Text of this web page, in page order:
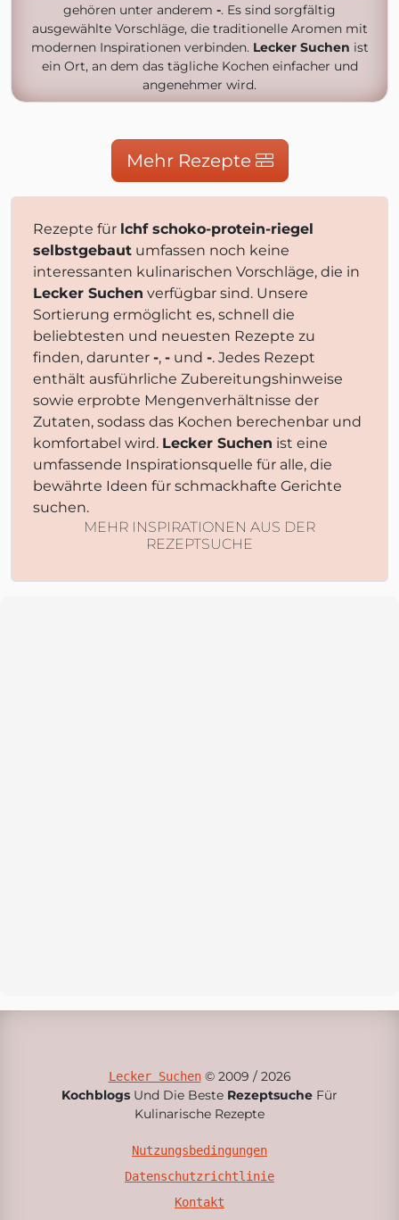
gehören unter anderem -. Es sind sorgfältig
ausgewählte Vorschläge, die traditionelle Aromen mit
modernen Inspirationen verbinden. Lecker Suchen ist
ein Ort, an dem das tägliche Kochen einfacher und
angenehmer wird.
Mehr Rezepte
Rezepte für lchf schoko-protein-riegel
selbstgebaut umfassen noch keine
interessanten kulinarischen Vorschläge, die in
Lecker Suchen verfügbar sind. Unsere
Sortierung ermöglicht es, schnell die
beliebtesten und neuesten Rezepte zu
finden, darunter -, - und -. Jedes Rezept
enthält ausführliche Zubereitungshinweise
sowie erprobte Mengenverhältnisse der
Zutaten, sodass das Kochen berechenbar und
komfortabel wird. Lecker Suchen ist eine
umfassende Inspirationsquelle für alle, die
bewährte Ideen für schmackhafte Gerichte
suchen.
MEHR INSPIRATIONEN AUS DER
REZEPTSUCHE
Lecker Suchen© 2009 / 2026
Kochblogs Und Die Beste Rezeptsuche Für
Kulinarische Rezepte
Nutzungsbedingungen
Datenschutzrichtlinie
Kontakt